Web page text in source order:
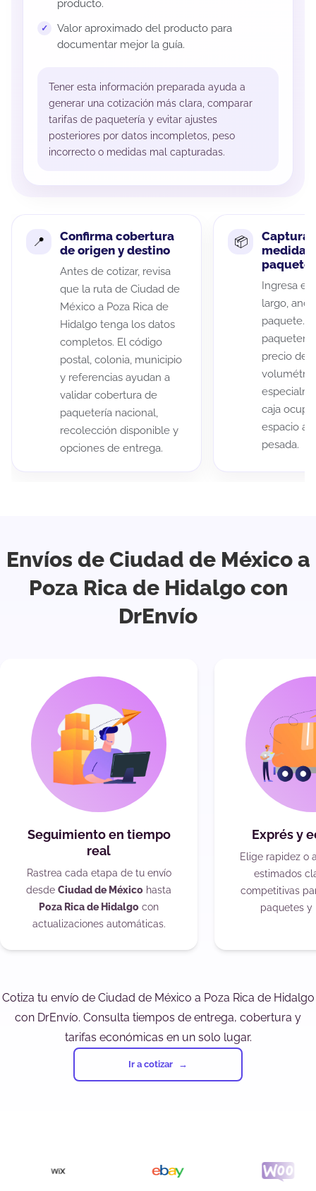
producto.
Valor aproximado del producto para
documentar mejor la guía.
Tener esta información preparada ayuda a
generar una cotización más clara, comparar
tarifas de paquetería y evitar ajustes
posteriores por datos incompletos, peso
incorrecto o medidas mal capturadas.
Confirma cobertura
de origen y destino
Antes de cotizar, revisa
que la ruta de Ciudad de
México a Poza Rica de
Hidalgo tenga los datos
completos. El código
postal, colonia, municipio
y referencias ayudan a
validar cobertura de
paquetería nacional,
recolección disponible y
opciones de entrega.
Captura
medidas
paquete
Ingresa el
largo,
paquete.
precio de
caja
espacio
pesada.
Envíos de Ciudad de México a
Poza Rica de Hidalgo con
DrEnvío
Seguimiento en tiempo
real
Rastrea cada etapa de tu envío
desde Ciudad de México hasta
Poza Rica de Hidalgo con
actualizaciones automáticas.
Exprés y
Elige rapidez o
estimados
competitivas
paquetes y
Cotiza tu envío de Ciudad de México a Poza Rica de Hidalgo
con DrEnvío. Consulta tiempos de entrega, cobertura y
tarifas económicas en un solo lugar.
Ir a cotizar